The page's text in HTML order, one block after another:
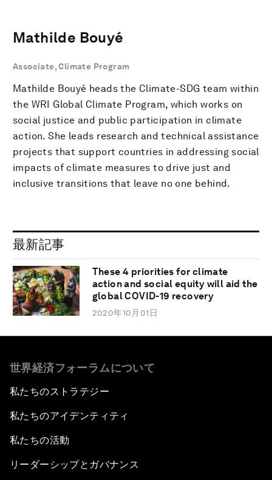
Mathilde Bouyé
Associate, Climate Program
Mathilde Bouyé heads the Climate-SDG team within
the WRI Global Climate Program, which works on
social justice and public participation in climate
action. She leads research and technical assistance
projects that support countries in addressing social
impacts of climate measures to drive just and
inclusive transitions that leave no one behind.
最新記事
These 4 priorities for climate
action and social equity will aid the
global COVID-19 recovery
2020年10月01日
世界経済フォーラムについて
私たちのストラテジー
私たちのアイデンティティ
私たちの活動
リーダーシップとガバナンス